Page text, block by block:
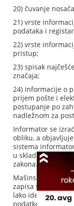
20) čuvanje
21) vrste
podataka i
22) vrste
pristup;
23) spisak
značaja;
24) informacije o
prijem pošte i
postupanje po
nadležnom za
Informator se
obliku, a
sistema
u skladu sa
zakona.
Mašinski čitljiv
zapisa
lako
podatke,